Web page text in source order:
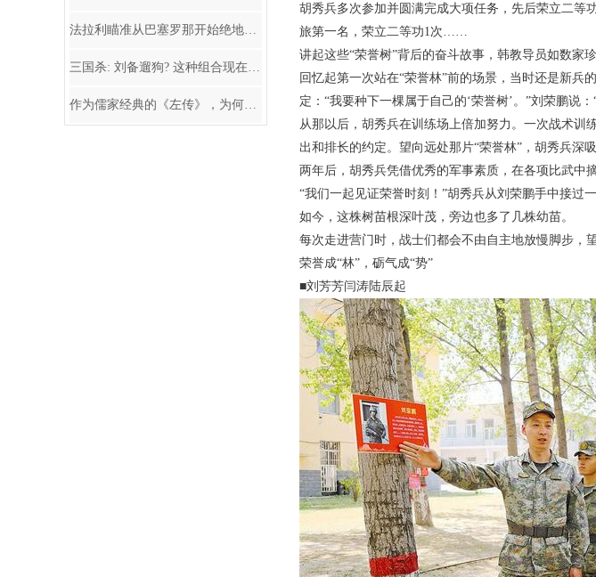
法拉利瞄准从巴塞罗那开始绝地反击
三国杀: 刘备遛狗? 这种组合现在还能选吗? 当然能!
作为儒家经典的《左传》，为何却让很多三国武将爱不释手
胡秀兵多次参加并圆满完成大项任务，先后荣立二等
旅第一名，荣立二等功1次……
讲起这些“荣誉树”背后的奋斗故事，韩教导员如数家
回忆起第一次站在“荣誉林”前的场景，当时还是新
定：“我要种下一棵属于自己的‘荣誉树’。”刘荣鹏说
从那以后，胡秀兵在训练场上倍加努力。一次战术训
出和排长的约定。望向远处那片“荣誉林”，胡秀兵
两年后，胡秀兵凭借优秀的军事素质，在各项比武中
“我们一起见证荣誉时刻！”胡秀兵从刘荣鹏手中接过
如今，这株树苗根深叶茂，旁边也多了几株幼苗。
每次走进营门时，战士们都会不由自主地放慢脚步，
荣誉成“林”，砺气成“势”
■刘芳芳闫涛陆辰起